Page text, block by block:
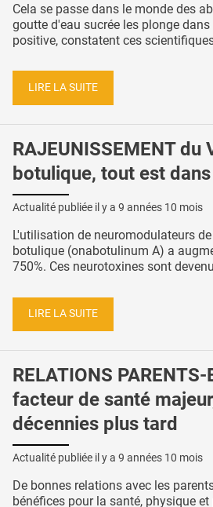
Cela se passe dans le monde des
goutte d'eau sucrée les plonge
positive, constatent ces
LIRE LA SUITE
RAJEUNISSEMENT du
botulique, tout est
Actualité publiée il y a 9 années 10 mois
L'utilisation de neuromodulateurs
botulique (onabotulinum A) a
750%. Ces neurotoxines sont
LIRE LA SUITE
RELATIONS
facteur de santé
décennies plus tard
Actualité publiée il y a 9 années 10 mois
De bonnes relations avec les
bénéfices pour la santé, physique